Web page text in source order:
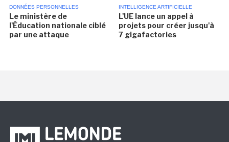
DONNÉES PERSONNELLES
Le ministère de
l'Éducation nationale ciblé
par une attaque
INTELLIGENCE ARTIFICIELLE
L'UE lance un appel à
projets pour créer jusqu'à
7 gigafactories